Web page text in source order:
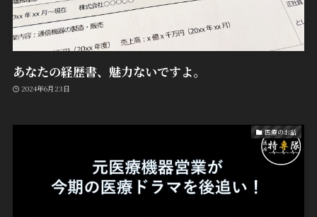
あなたの経歴書、魅力ないですよ。
2024年6月23日
医療のお話